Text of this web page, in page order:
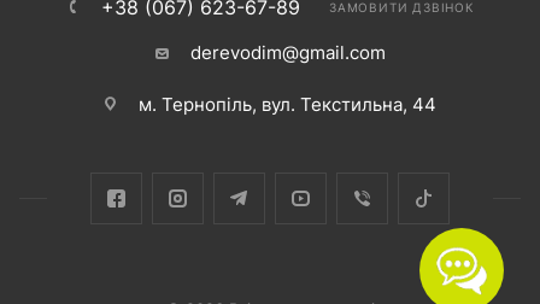
+38 (067) 623-67-89 ЗАМОВИТИ ДЗВІНОК
derevodim@gmail.com
м. Тернопіль, вул. Текстильна, 44